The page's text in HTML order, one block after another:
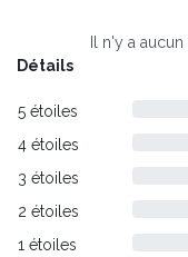
Il n'y a
Détails
5 étoiles
4 étoiles
3 étoiles
2 étoiles
1 étoiles